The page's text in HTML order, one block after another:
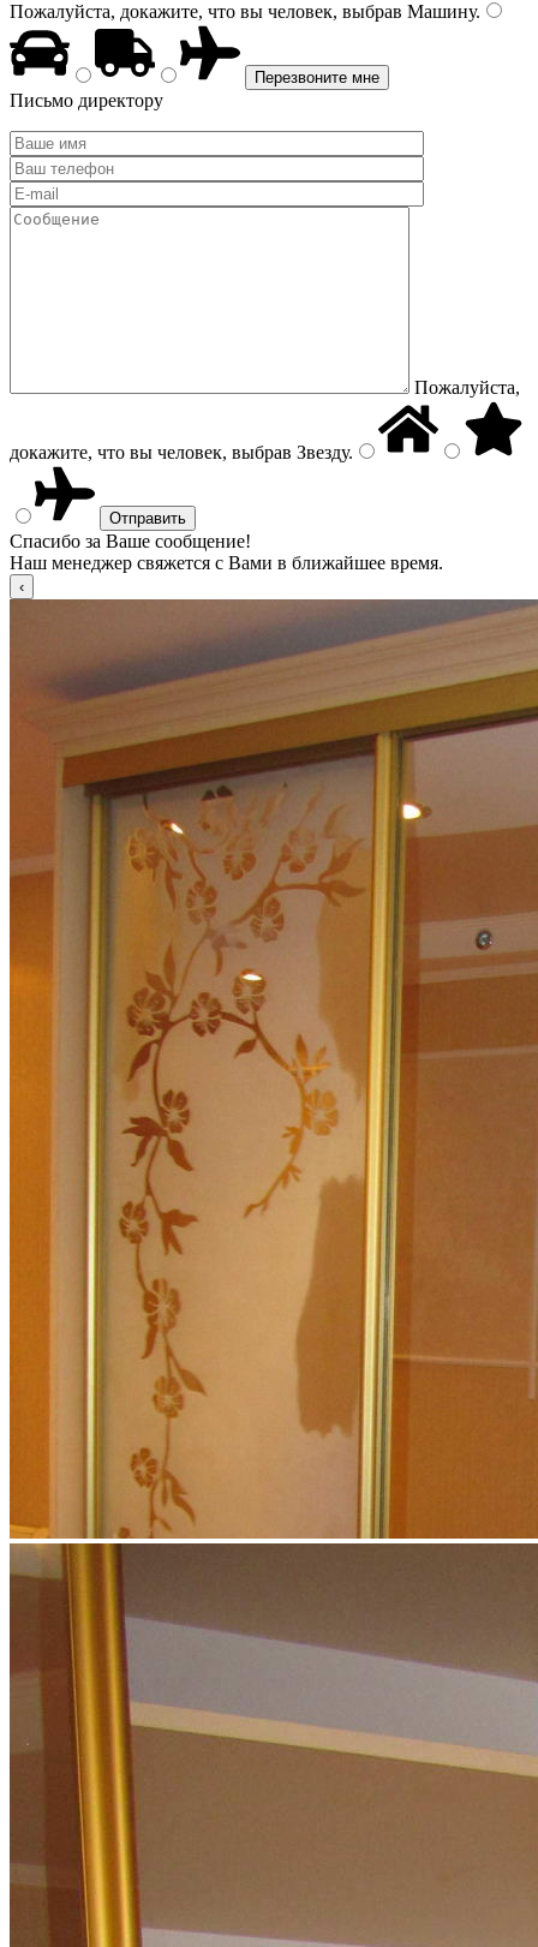
Пожалуйста, докажите, что вы человек, выбрав Машину.
Письмо директору
Пожалуйста,
докажите, что вы человек, выбрав Звезду.
Спасибо за Ваше сообщение!
Наш менеджер свяжется с Вами в ближайшее время.